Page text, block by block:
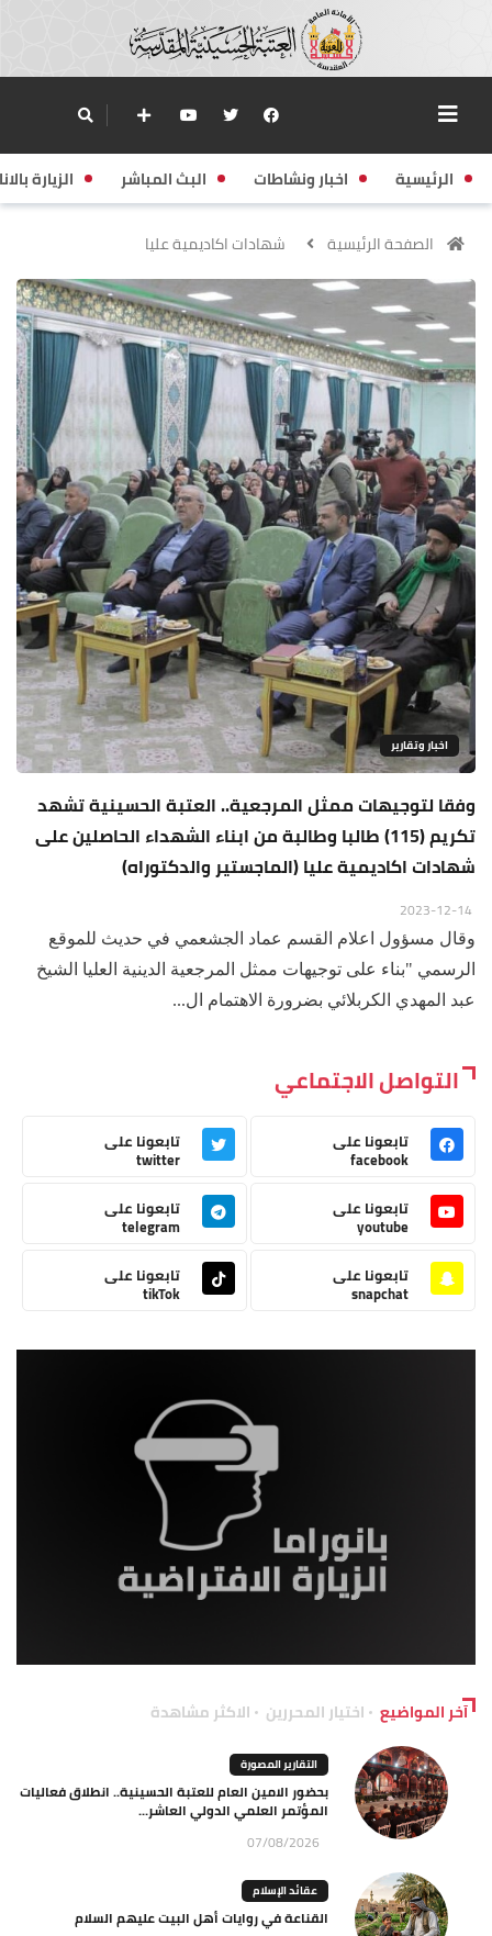
الرئيسية اخبار ونشاطات البث المباشر الزيارة
الصفحة الرئيسية شهادات اكاديمية عليا
اخبار وتقارير
وفقا لتوجيهات ممثل المرجعية.. العتبة الحسينية تشهد
تكريم (115) طالبا وطالبة من ابناء الشهداء الحاصلين على
شهادات اكاديمية عليا (الماجستير والدكتوراه)
وقال مسؤول اعلام القسم عماد الجشعمي في حديث للموقع
الرسمي "بناء على توجيهات ممثل المرجعية الدينية العليا الشيخ
عبد المهدي الكربلائي بضرورة الاهتمام ال...
التواصل الاجتماعي
تابعونا على
facebook
تابعونا على
twitter
تابعونا على
youtube
تابعونا على
telegram
تابعونا على
snapchat
تابعونا على
tikTok
آخر المواضيع اختيار المحررين الاكثر مشاهدة
التقارير المصورة
بحضور الامين العام للعتبة الحسينية.. انطلاق فعاليات
المؤتمر العلمي الدولي العاشر...
07/08/2026
عقائد الإسلام
القناعة في روايات أهل البيت عليهم السلام